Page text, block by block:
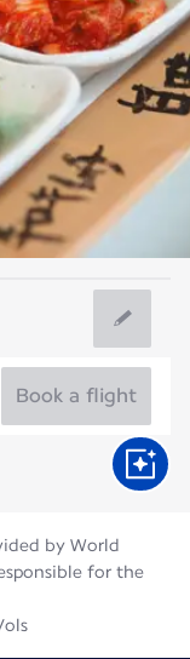
Book a flight
by World
for the